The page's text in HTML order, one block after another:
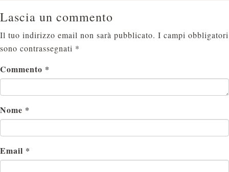
Lascia un commento
Il tuo indirizzo email non sarà pubblicato. I campi obbligatori
sono contrassegnati *
Commento *
Nome *
Email *